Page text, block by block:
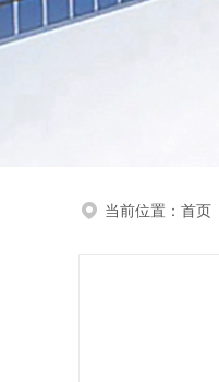
当前位置： 首页